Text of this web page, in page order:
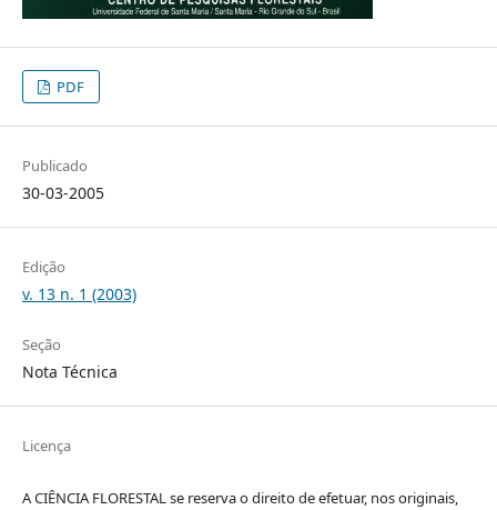
PDF
Publicado
30-03-2005
Edição
v. 13 n. 1 (2003)
Seção
Nota Técnica
Licença
A CIÊNCIA FLORESTAL se reserva o direito de efetuar, nos originais,